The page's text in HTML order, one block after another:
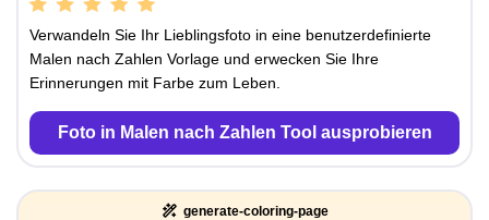
Verwandeln Sie Ihr Lieblingsfoto in eine benutzerdefinierte
Malen nach Zahlen Vorlage und erwecken Sie Ihre
Erinnerungen mit Farbe zum Leben.
Foto in Malen nach Zahlen Tool ausprobieren
generate-coloring-page